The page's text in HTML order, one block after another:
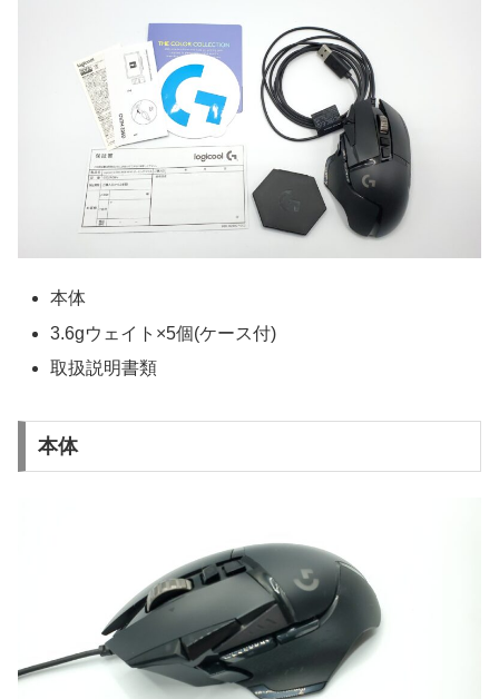
本体
3.6gウェイト×5個(ケース付)
取扱説明書類
本体